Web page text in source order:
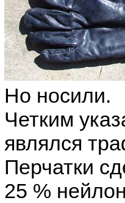
Но носили.
Четким
являлся
Перчатки
25 %